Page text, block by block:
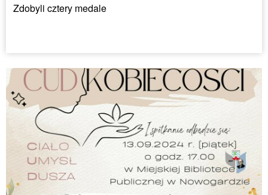
Zdobyli cztery medale